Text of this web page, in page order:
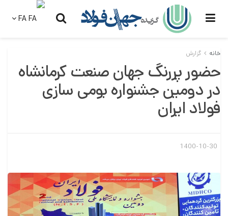
FA
خانه گزارش
حضور پررنگ جهان صنعت کرمانشاه
در دومین جشنواره بومی سازی
فولاد ایران
1400-10-30